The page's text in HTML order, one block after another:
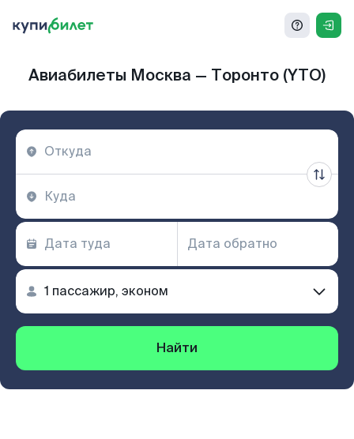
Авиабилеты Москва — Торонто (YTO)
Найти